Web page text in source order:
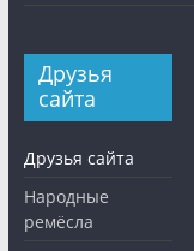
Друзья
сайта
Друзья сайта
Народные
ремёсла